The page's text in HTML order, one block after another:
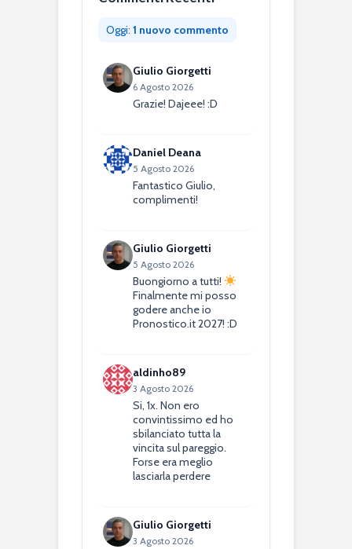
Oggi: 1 nuovo commento
Giulio Giorgetti
6 Agosto 2026
Grazie! Dajeee! :D
Daniel Deana
5 Agosto 2026
Fantastico Giulio,
complimenti!
Giulio Giorgetti
5 Agosto 2026
Buongiorno a tutti!
Finalmente mi posso
godere anche io
Pronostico.it 2027! :D
aldinho89
3 Agosto 2026
Si, 1x. Non ero
convintissimo ed ho
sbilanciato tutta la
vincita sul pareggio.
Forse era meglio
lasciarla perdere
Giulio Giorgetti
3 Agosto 2026